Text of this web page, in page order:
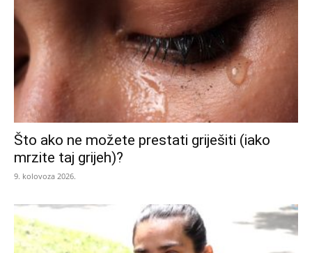
Što ako ne možete prestati griješiti (iako
mrzite taj grijeh)?
9. kolovoza 2026.